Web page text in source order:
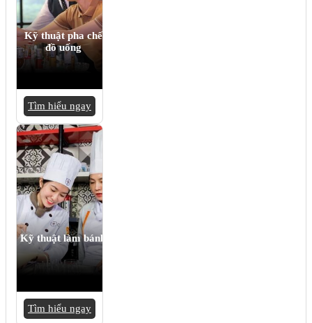
Kỹ thuật pha chế
đồ uống
Tìm hiểu ngay
Kỹ thuật làm bánh
Tìm hiểu ngay